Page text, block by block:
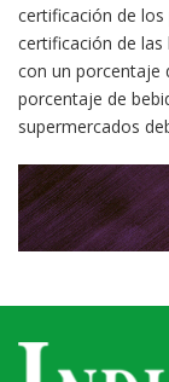
certificación de
certificación de las
con un porcentaje
porcentaje de
supermercados